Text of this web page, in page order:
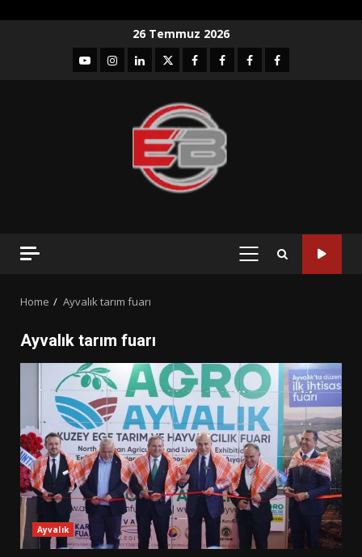
26 Temmuz 2026
YouTubeInstagram
LinkedIntwitterfacebook-Facebook-
Facebook-Facebook-
PRIMARY
Home Ayvalık tarım fuarı
Ayvalık tarım fuarı
Ayvalık